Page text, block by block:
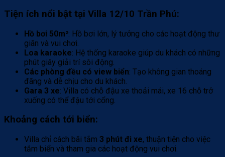
Tiện ích nổi bật tại Villa 12/10 Trần Phú:
Hồ bơi 50m²: Hồ bơi lớn, lý tưởng cho các hoạt động thư
giãn và vui chơi.
Loa karaoke: Hệ thống karaoke giúp du khách có những
phút giây giải trí sôi động.
Các phòng đều có view biển: Tạo không gian thoáng
đãng và dễ chịu cho du khách.
Gara 3 xe: Villa có chỗ đậu xe thoải mái, xe 16 chỗ trở
xuống có thể đậu tới cổng.
Khoảng cách tới biển:
Villa chỉ cách bãi tắm 3 phút đi xe, thuận tiện cho việc
tắm biển và tham gia các hoạt động vui chơi.